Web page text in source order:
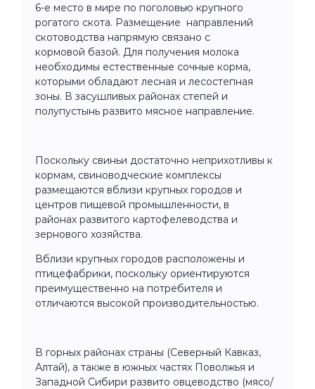
6-е место в мире по поголовью крупного
рогатого скота. Размещение направлений
скотоводства напрямую связано с
кормовой базой. Для получения молока
необходимы естественные сочные корма,
которыми обладают лесная и лесостепная
зоны. В засушливых районах степей и
полупустынь развито мясное направление.
Поскольку свиньи достаточно неприхотливы к
кормам, свиноводческие комплексы
размещаются вблизи крупных городов и
центров пищевой промышленности, в
районах развитого картофелеводства и
зернового хозяйства.
Вблизи крупных городов расположены и
птицефабрики, поскольку ориентируются
преимущественно на потребителя и
отличаются высокой производительностью.
В горных районах страны (Северный Кавказ,
Алтай), а также в южных частях Поволжья и
Западной Сибири развито овцеводство (мясо/